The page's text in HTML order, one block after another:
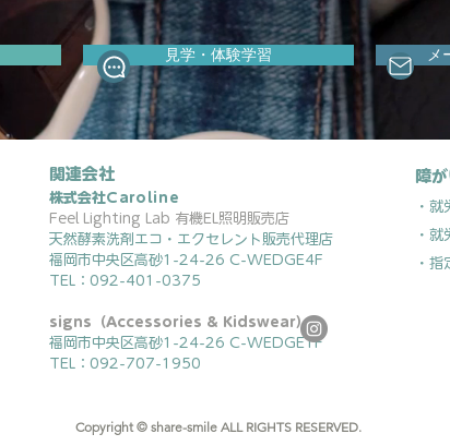
見学・体験学習 メ
関連会社
株式会社Caroline
Feel Lighting Lab 有機EL照明販売店
天然酵素洗剤エコ・エクセレント販売代理店
福岡市中央区高砂1-24-26 C-WEDGE4F
TEL：092-401-0375
signs（Accessories & Kidswear）
福岡市中央区高砂1-24-26 C-WEDGE1F
TEL：092-707-1950
障
・就
・就
・
Copyright © share-smile ALL RIGHTS RESERVED.